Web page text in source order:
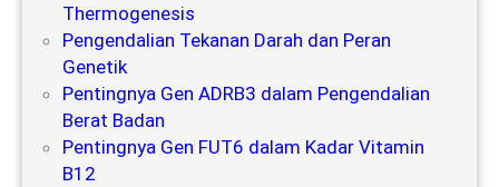
Thermogenesis
Pengendalian Tekanan Darah dan Peran
Genetik
Pentingnya Gen ADRB3 dalam Pengendalian
Berat Badan
Pentingnya Gen FUT6 dalam Kadar Vitamin
B12